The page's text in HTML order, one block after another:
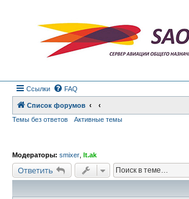
Ссылки FAQ
Список форумов
Темы без ответов
Активные темы
Модераторы: smixer lt.ak
Ответить